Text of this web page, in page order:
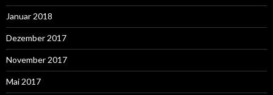
Januar 2018
Dezember 2017
November 2017
Mai 2017